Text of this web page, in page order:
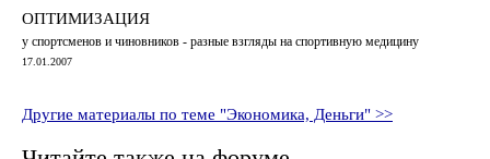
ОПТИМИЗАЦИЯ
у спортсменов и чиновников - разные взгляды на спортивную медицину
17.01.2007
Другие материалы по теме "Экономика, Деньги" >>